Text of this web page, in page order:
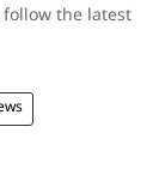
follow the latest